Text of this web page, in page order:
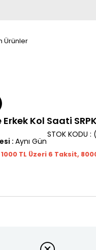
Ürünler
Kol Saati
STOK KODU
: Aynı Gün
TL Üzeri 6 Taksit,